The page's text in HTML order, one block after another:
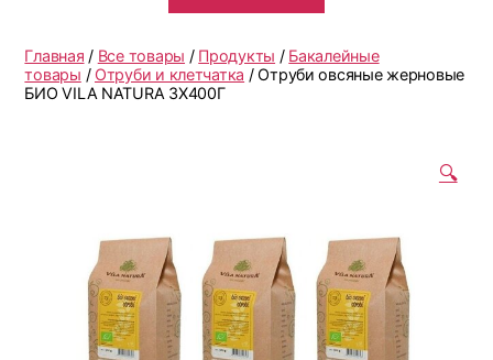
Главная / Все товары / Продукты / Бакалейные
товары / Отруби и клетчатка / Отруби овсяные жерновые
БИО VILA NATURA 3Х400Г
🔍